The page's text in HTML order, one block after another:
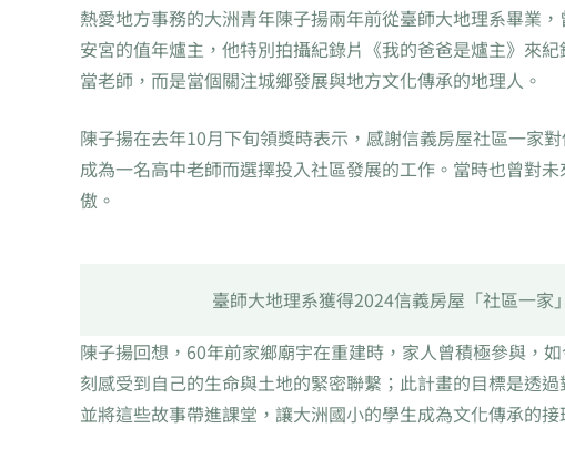
熱愛地方事務的大洲青年陳子揚兩年前從臺師大地理系畢業
安宮的值年爐主，他特別拍攝紀錄片《我的爸爸是爐主》來
當老師，而是當個關注城鄉發展與地方文化傳承的地理人。
陳子揚在去年10月下旬領獎時表示，感謝信義房屋社區一家
成為一名高中老師而選擇投入社區發展的工作。當時也曾對
傲。
臺師大地理系獲得2024信義房屋「社區一家
陳子揚回想，60年前家鄉廟宇在重建時，家人曾積極參與，
刻感受到自己的生命與土地的緊密聯繫；此計畫的目標是透
並將這些故事帶進課堂，讓大洲國小的學生成為文化傳承的接